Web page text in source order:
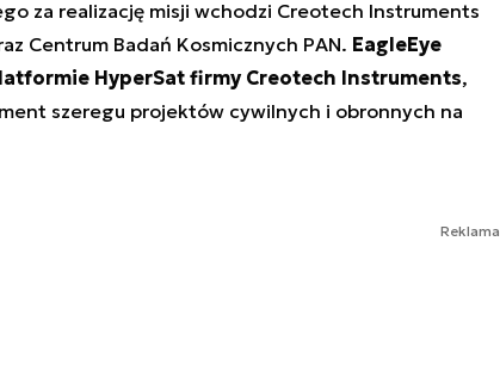
za realizację misji wchodzi Creotech Instruments
Centrum Badań Kosmicznych PAN. EagleEye
HyperSat firmy Creotech Instruments,
szeregu projektów cywilnych i obronnych na
Reklama